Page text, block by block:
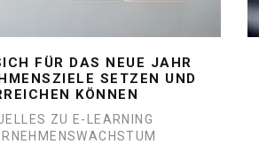
FÜR DAS NEUE JAHR
SETZEN UND
KÖNNEN
ZU E-LEARNING